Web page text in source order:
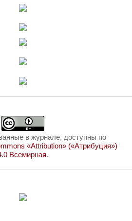
в журнале, доступны по
«Attribution» («Атрибуция»)
Всемирная.